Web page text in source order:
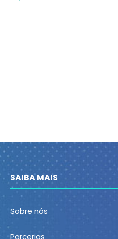
SAIBA MAIS
Sobre nós
Parcerias